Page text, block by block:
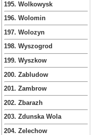
195. Wolkowysk
196. Wolomin
197. Wolozyn
198. Wyszogrod
199. Wyszkow
200. Zabludow
201. Zambrow
202. Zbarazh
203. Zdunska Wola
204. Zelechow